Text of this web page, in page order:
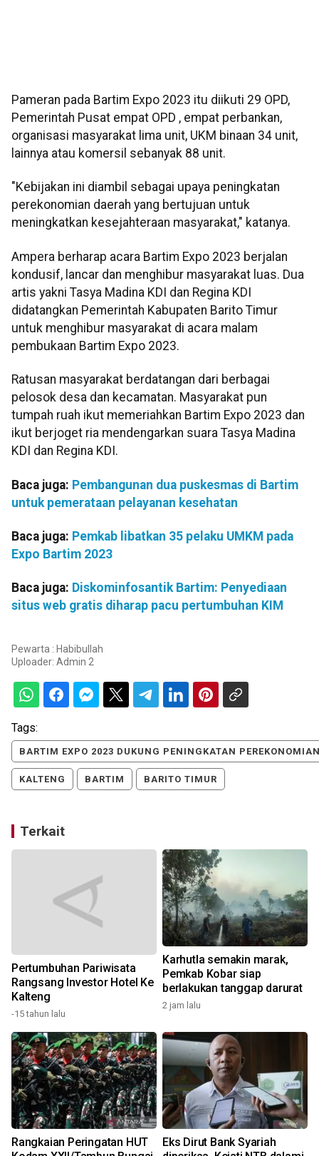
Pameran pada Bartim Expo 2023 itu diikuti 29 OPD,
Pemerintah Pusat empat OPD , empat perbankan,
organisasi masyarakat lima unit, UKM binaan 34 unit,
lainnya atau komersil sebanyak 88 unit.
"Kebijakan ini diambil sebagai upaya peningkatan
perekonomian daerah yang bertujuan untuk
meningkatkan kesejahteraan masyarakat," katanya.
Ampera berharap acara Bartim Expo 2023 berjalan
kondusif, lancar dan menghibur masyarakat luas. Dua
artis yakni Tasya Madina KDI dan Regina KDI
didatangkan Pemerintah Kabupaten Barito Timur
untuk menghibur masyarakat di acara malam
pembukaan Bartim Expo 2023.
Ratusan masyarakat berdatangan dari berbagai
pelosok desa dan kecamatan. Masyarakat pun
tumpah ruah ikut memeriahkan Bartim Expo 2023 dan
ikut berjoget ria mendengarkan suara Tasya Madina
KDI dan Regina KDI.
Baca juga: Pembangunan dua puskesmas di Bartim
untuk pemerataan pelayanan kesehatan
Baca juga: Pemkab libatkan 35 pelaku UMKM pada
Expo Bartim 2023
Baca juga: Diskominfosantik Bartim: Penyediaan
situs web gratis diharap pacu pertumbuhan KIM
Pewarta : Habibullah
Uploader: Admin 2
Tags:
BARTIM EXPO 2023 DUKUNG PENINGKATAN
KALTENG BARTIM BARITO TIMUR
Terkait
Pertumbuhan Pariwisata
Rangsang Investor Hotel Ke
Kalteng
-15 tahun lalu
Karhutla semakin marak,
Pemkab Kobar siap
berlakukan tanggap darurat
2 jam lalu
Rangkaian Peringatan HUT
Eks Dirut Bank Syariah